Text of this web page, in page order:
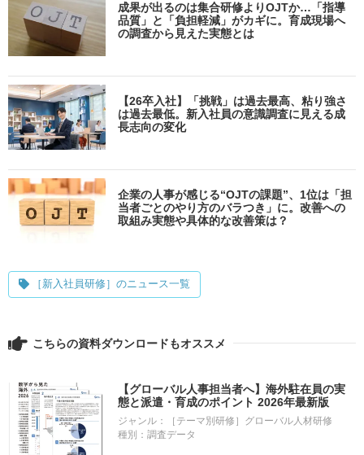
成果が出るのは集合研修よりOJTか…「指導
品質」と「負担軽減」がカギに。育成現場へ
の調査から見えた実態とは
【26卒入社】「挑戦」は過去最高、粘り強さ
は過去最低。新入社員の意識調査に見える成
長志向の変化
企業の人事が感じる“OJTの課題”、1位は「担
当者ごとのやり方のバラつき」に。改善への
取組み実態や具体的な改善策は？
［新入社員研修］のニュース一覧
こちらの資料ダウンロードもオススメ
【グローバル人事担当者へ】海外駐在員の実
態と派遣・育成のポイント 2026年最新版
ジャンル：［テーマ別研修］グローバル人材研修
種別：調査データ